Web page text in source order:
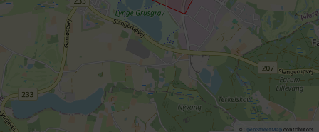
© OpenStreetMapcontributors.